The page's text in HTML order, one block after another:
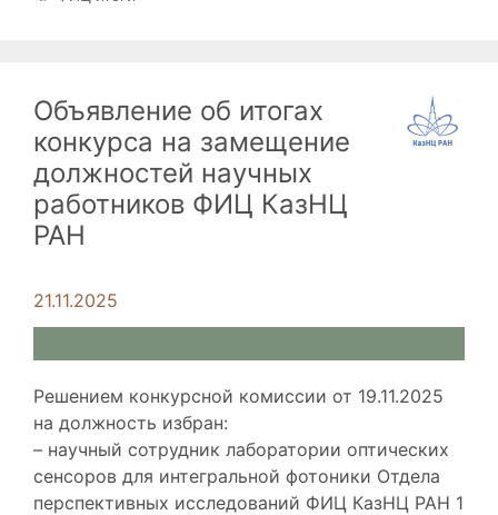
и
Объявление об итогах
конкурса на замещение
должностей научных
работников ФИЦ КазНЦ
РАН
21.11.2025
Решением конкурсной комиссии от 19.11.2025
на должность избран:
– научный сотрудник лаборатории оптических
сенсоров для интегральной фотоники Отдела
перспективных исследований ФИЦ КазНЦ РАН 1